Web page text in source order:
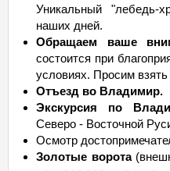
Уникальный "лебедь-
наших дней.
Обращаем ваше
состоится при
условиях. Просим
Отъезд во Владимир.
Экскурсия по
Северо - Восточной
Осмотр
Золотые ворота